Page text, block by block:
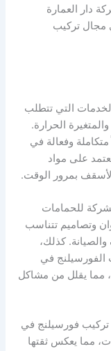
دار العمارة
مجال تركيب
التي تتطلب
الحرارة.
متكاملة وفعالة في
على مواد
بمرور الوقت.
للحمامات
وتصاميم تتناسب
كذلك،
في
مما يقلل من مشاكل
تركيب فورسيلنج في
مما يعكس ثقتها